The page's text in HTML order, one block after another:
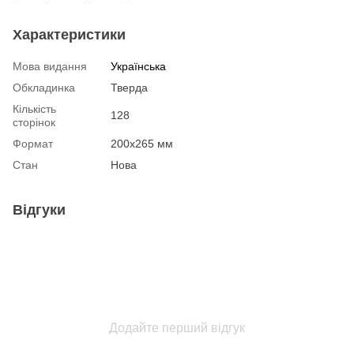
Характеристики
Мова видання
Українська
Обкладинка
Тверда
Кількість
сторінок
128
Формат
200х265 мм
Стан
Нова
Відгуки
Додайте перший відгук